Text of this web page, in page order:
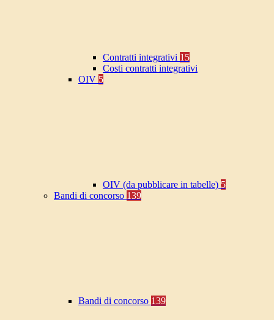
Contratti integrativi 15
Costi contratti integrativi
OIV 5
OIV (da pubblicare in tabelle) 5
Bandi di concorso 139
Bandi di concorso 139